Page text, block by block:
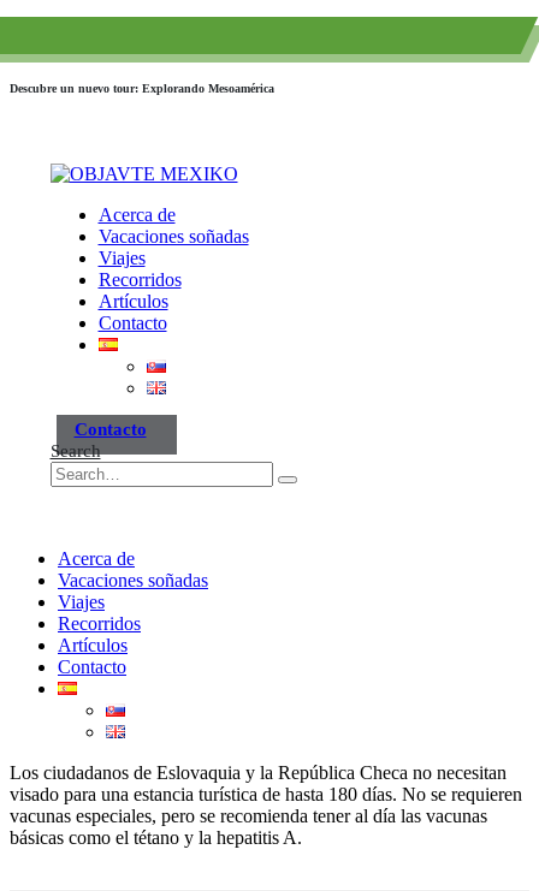
Descubre un nuevo tour: Explorando Mesoamérica
Acerca de
Vacaciones soñadas
Viajes
Recorridos
Artículos
Contacto
Contacto
Search
Acerca de
Vacaciones soñadas
Viajes
Recorridos
Artículos
Contacto
Los ciudadanos de Eslovaquia y la República Checa no necesitan
visado para una estancia turística de hasta 180 días. No se requieren
vacunas especiales, pero se recomienda tener al día las vacunas
básicas como el tétano y la hepatitis A.